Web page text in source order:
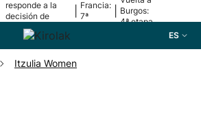
responde a la
decisión de
Oriamendi
Francia:
7ª
Burgos:
4ª etapa
ES
Itzulia Women